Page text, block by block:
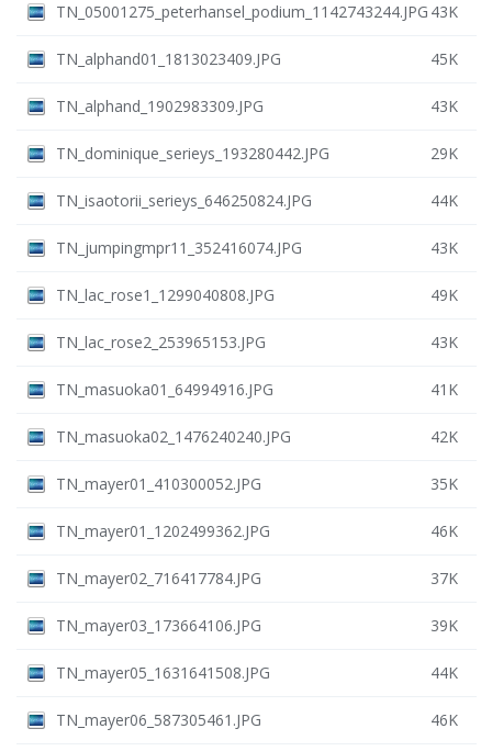
TN_05001275_peterhansel_podium_1142743244.JPG 43K
TN_alphand01_1813023409.JPG 45K
TN_alphand_1902983309.JPG 43K
TN_dominique_serieys_193280442.JPG 29K
TN_isaotorii_serieys_646250824.JPG 44K
TN_jumpingmpr11_352416074.JPG 43K
TN_lac_rose1_1299040808.JPG 49K
TN_lac_rose2_253965153.JPG 43K
TN_masuoka01_64994916.JPG 41K
TN_masuoka02_1476240240.JPG 42K
TN_mayer01_410300052.JPG 35K
TN_mayer01_1202499362.JPG 46K
TN_mayer02_716417784.JPG 37K
TN_mayer03_173664106.JPG 39K
TN_mayer05_1631641508.JPG 44K
TN_mayer06_587305461.JPG 46K